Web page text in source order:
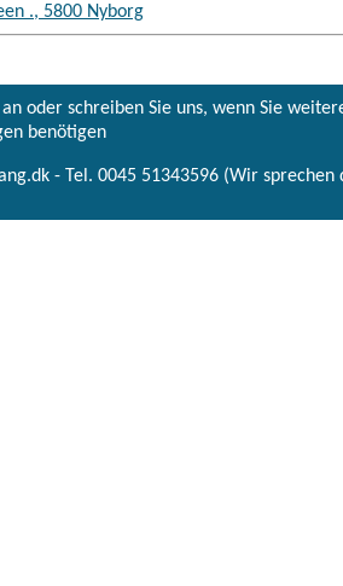
., 5800 Nyborg
an oder schreiben Sie uns, wenn Sie
benötigen
- Tel. 0045 51343596 (Wir sprechen